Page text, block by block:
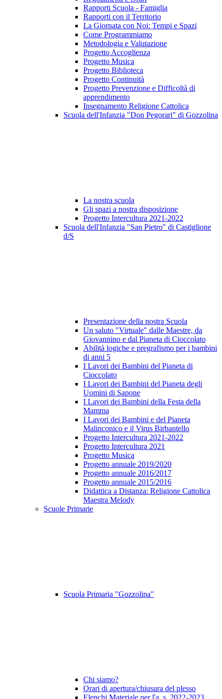
Rapporti Scuola - Famiglia
Rapporti con il Territorio
La Giornata con Noi: Tempi e Spazi
Come Programmiamo
Metodologia e Valutazione
Progetto Accoglienza
Progetto Musica
Progetto Biblioteca
Progetto Continuità
Progetto Prevenzione e Difficoltà di
apprendimento
Insegnamento Religione Cattolica
Scuola dell'Infanzia "Don Pegorari" di Gozzolina
La nostra scuola
Gli spazi a nostra disposizione
Progetto Intercultura 2021-2022
Scuola dell'Infanzia "San Pietro" di Castiglione
d/S
Presentazione della nostra Scuola
Un saluto "Virtuale" dalle Maestre, da
Giovannino e dal Pianeta di Cioccolato
Abilità logiche e pregrafismo per i bambini
di anni 5
I Lavori dei Bambini del Pianeta di
Cioccolato
I Lavori dei Bambini del Pianeta degli
Uomini di Sapone
I Lavori dei Bambini della Festa della
Mamma
I Lavori dei Bambini e del Pianeta
Malinconico e il Virus Birbantello
Progetto Intercultura 2021-2022
Progetto Intercultura 2021
Progetto Musica
Progetto annuale 2019/2020
Progetto annuale 2016/2017
Progetto annuale 2015/2016
Didattica a Distanza: Religione Cattolica
Maestra Melody
Scuole Primarie
Scuola Primaria "Gozzolina"
Chi siamo?
Orari di apertura/chiusura del plesso